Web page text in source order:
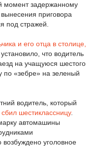
момент задержанному
приговора
под стражей.
и его отца в столице,
установило, что водитель
на учащуюся шестого
по «зебре» на зеленый
водитель, который
сбил шестиклассницу.
автомашины
уголовное